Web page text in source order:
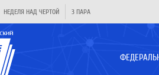
НЕДЕЛЯ НАД ЧЕРТОЙ 3 ПАРА